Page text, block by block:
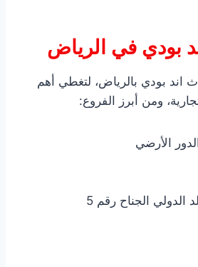
بودي في الرياض
اند بودي بالرياض، لتغطي أهم
ومن أبرز الفروع:
الأرضي
الدولي الجناح رقم 5